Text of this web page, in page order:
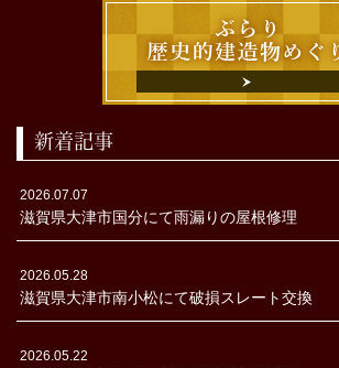
新着記事
2026.07.07
滋賀県大津市国分にて雨漏りの屋根修理
2026.05.28
滋賀県大津市南小松にて破損スレート交換
2026.05.22